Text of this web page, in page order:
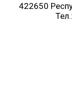
422650